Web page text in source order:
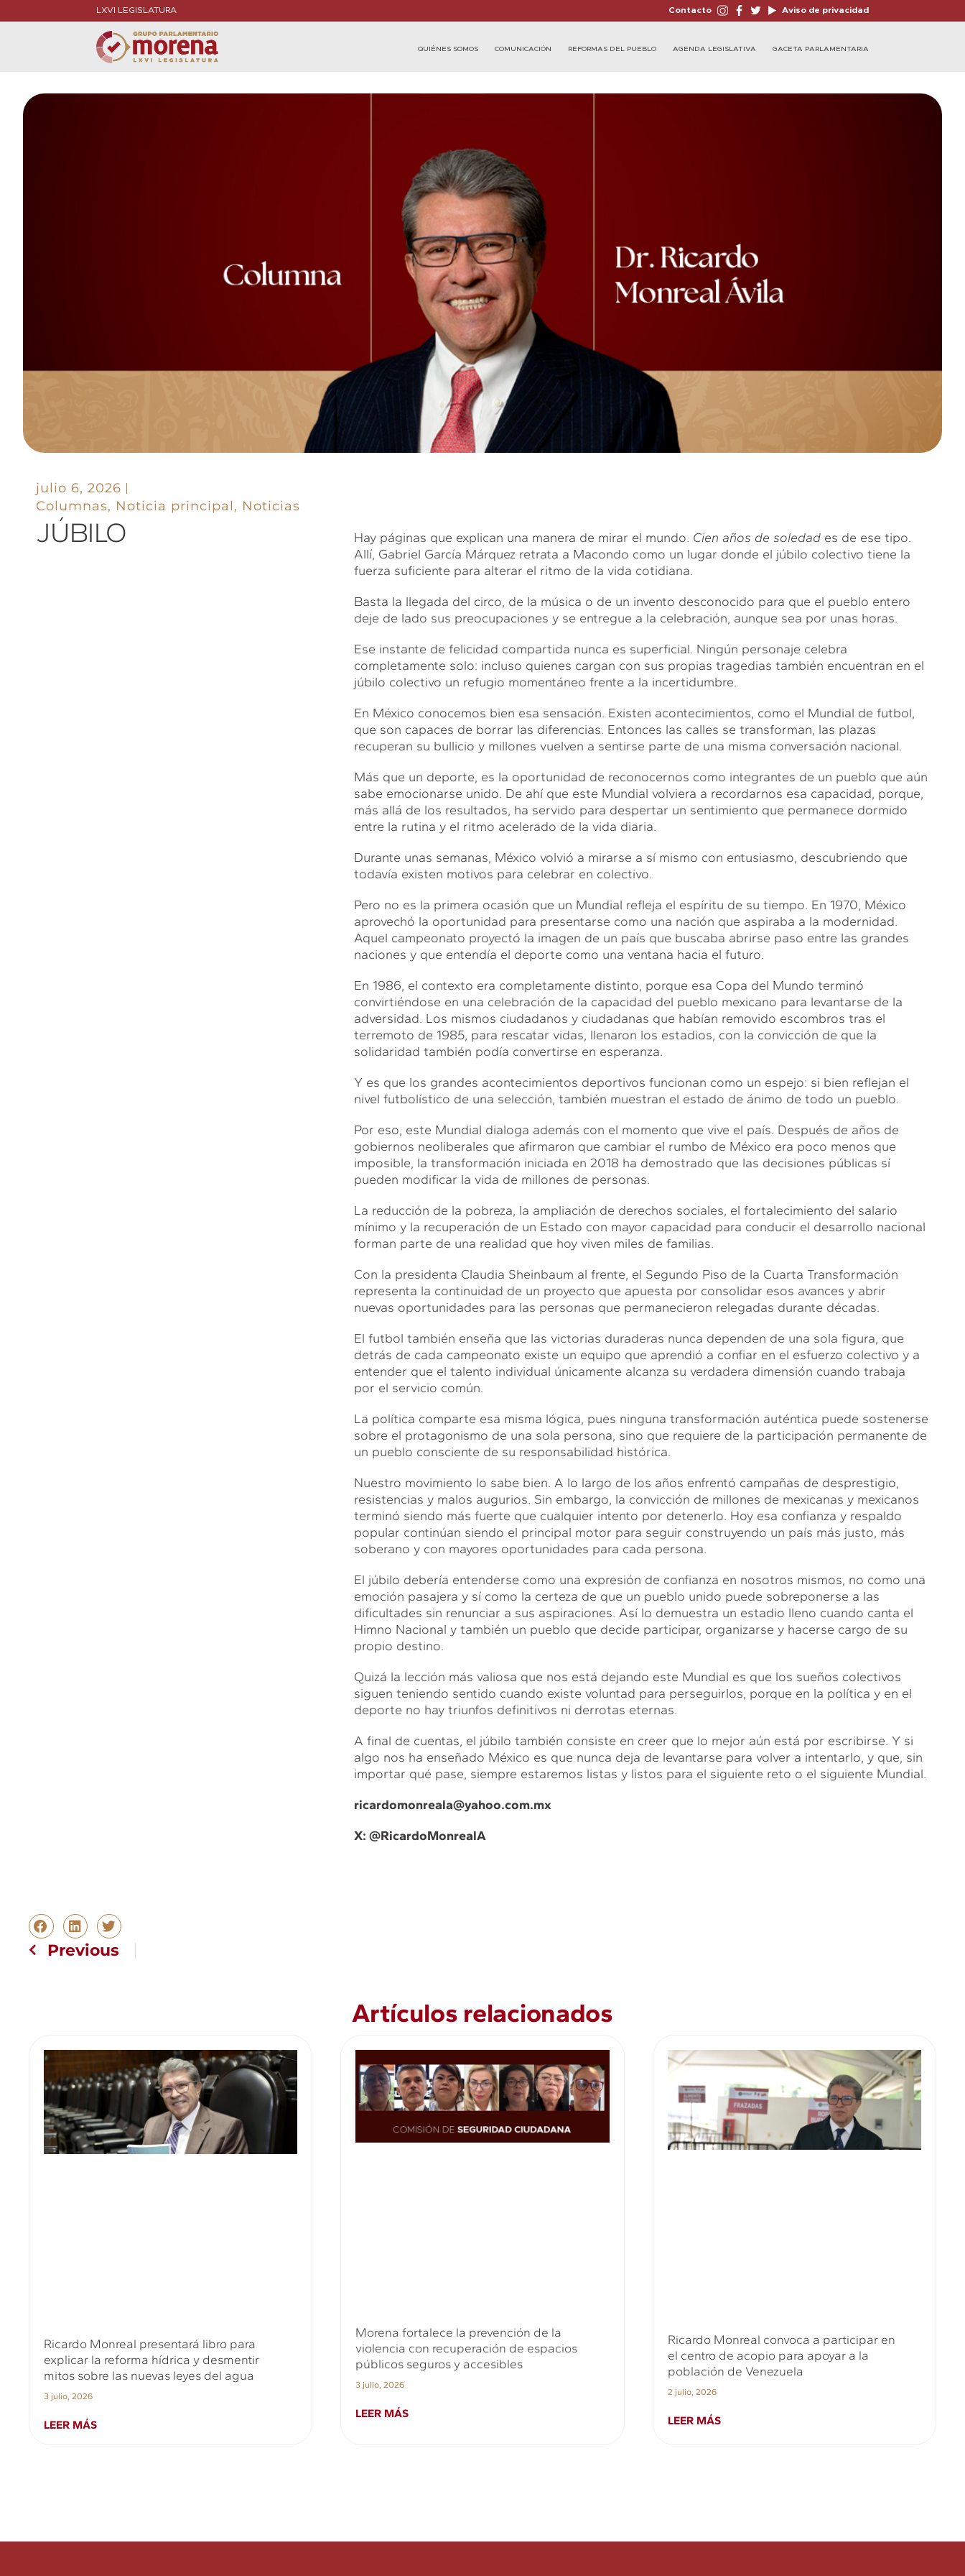
LXVI LEGISLATURA Contacto Aviso de privacidad
QUIÉNES SOMOS COMUNICACIÓN REFORMAS DEL PUEBLO AGENDA LEGISLATIVA GACETA PARLAMENTARIA
julio 6, 2026
Columnas, Noticia principal, Noticias
JÚBILO Hay páginas que explican una manera de mirar el mundo. Cien años de soledades de ese tipo.
Allí, Gabriel García Márquez retrata a Macondo como un lugar donde el júbilo colectivo tiene la
fuerza suficiente para alterar el ritmo de la vida cotidiana.
Basta la llegada del circo, de la música o de un invento desconocido para que el pueblo entero
deje de lado sus preocupaciones y se entregue a la celebración, aunque sea por unas horas.
Ese instante de felicidad compartida nunca es superficial. Ningún personaje celebra
completamente solo: incluso quienes cargan con sus propias tragedias también encuentran en el
júbilo colectivo un refugio momentáneo frente a la incertidumbre.
En México conocemos bien esa sensación. Existen acontecimientos, como el Mundial de futbol,
que son capaces de borrar las diferencias. Entonces las calles se transforman, las plazas
recuperan su bullicio y millones vuelven a sentirse parte de una misma conversación nacional.
Más que un deporte, es la oportunidad de reconocernos como integrantes de un pueblo que aún
sabe emocionarse unido. De ahí que este Mundial volviera a recordarnos esa capacidad, porque,
más allá de los resultados, ha servido para despertar un sentimiento que permanece dormido
entre la rutina y el ritmo acelerado de la vida diaria.
Durante unas semanas, México volvió a mirarse a sí mismo con entusiasmo, descubriendo que
todavía existen motivos para celebrar en colectivo.
Pero no es la primera ocasión que un Mundial refleja el espíritu de su tiempo. En 1970, México
aprovechó la oportunidad para presentarse como una nación que aspiraba a la modernidad.
Aquel campeonato proyectó la imagen de un país que buscaba abrirse paso entre las grandes
naciones y que entendía el deporte como una ventana hacia el futuro.
En 1986, el contexto era completamente distinto, porque esa Copa del Mundo terminó
convirtiéndose en una celebración de la capacidad del pueblo mexicano para levantarse de la
adversidad. Los mismos ciudadanos y ciudadanas que habían removido escombros tras el
terremoto de 1985, para rescatar vidas, llenaron los estadios, con la convicción de que la
solidaridad también podía convertirse en esperanza.
Y es que los grandes acontecimientos deportivos funcionan como un espejo: si bien reflejan el
nivel futbolístico de una selección, también muestran el estado de ánimo de todo un pueblo.
Por eso, este Mundial dialoga además con el momento que vive el país. Después de años de
gobiernos neoliberales que afirmaron que cambiar el rumbo de México era poco menos que
imposible, la transformación iniciada en 2018 ha demostrado que las decisiones públicas sí
pueden modificar la vida de millones de personas.
La reducción de la pobreza, la ampliación de derechos sociales, el fortalecimiento del salario
mínimo y la recuperación de un Estado con mayor capacidad para conducir el desarrollo nacional
forman parte de una realidad que hoy viven miles de familias.
Con la presidenta Claudia Sheinbaum al frente, el Segundo Piso de la Cuarta Transformación
representa la continuidad de un proyecto que apuesta por consolidar esos avances y abrir
nuevas oportunidades para las personas que permanecieron relegadas durante décadas.
El futbol también enseña que las victorias duraderas nunca dependen de una sola figura, que
detrás de cada campeonato existe un equipo que aprendió a confiar en el esfuerzo colectivo y a
entender que el talento individual únicamente alcanza su verdadera dimensión cuando trabaja
por el servicio común.
La política comparte esa misma lógica, pues ninguna transformación auténtica puede sostenerse
sobre el protagonismo de una sola persona, sino que requiere de la participación permanente de
un pueblo consciente de su responsabilidad histórica.
Nuestro movimiento lo sabe bien. A lo largo de los años enfrentó campañas de desprestigio,
resistencias y malos augurios. Sin embargo, la convicción de millones de mexicanas y mexicanos
terminó siendo más fuerte que cualquier intento por detenerlo. Hoy esa confianza y respaldo
popular continúan siendo el principal motor para seguir construyendo un país más justo, más
soberano y con mayores oportunidades para cada persona.
El júbilo debería entenderse como una expresión de confianza en nosotros mismos, no como una
emoción pasajera y sí como la certeza de que un pueblo unido puede sobreponerse a las
dificultades sin renunciar a sus aspiraciones. Así lo demuestra un estadio lleno cuando canta el
Himno Nacional y también un pueblo que decide participar, organizarse y hacerse cargo de su
propio destino.
Quizá la lección más valiosa que nos está dejando este Mundial es que los sueños colectivos
siguen teniendo sentido cuando existe voluntad para perseguirlos, porque en la política y en el
deporte no hay triunfos definitivos ni derrotas eternas.
A final de cuentas, el júbilo también consiste en creer que lo mejor aún está por escribirse. Y si
algo nos ha enseñado México es que nunca deja de levantarse para volver a intentarlo, y que, sin
importar qué pase, siempre estaremos listas y listos para el siguiente reto o el siguiente Mundial.
ricardomonreala@yahoo.com.mx
X: @RicardoMonrealA
Previous
Artículos relacionados
Ricardo Monreal presentará libro para
explicar la reforma hídrica y desmentir
mitos sobre las nuevas leyes del agua
3 julio, 2026
LEER MÁS
Morena fortalece la prevención de la
violencia con recuperación de espacios
públicos seguros y accesibles
3 julio, 2026
LEER MÁS
Ricardo Monreal convoca a participar en
el centro de acopio para apoyar a la
población de Venezuela
2 julio, 2026
LEER MÁS